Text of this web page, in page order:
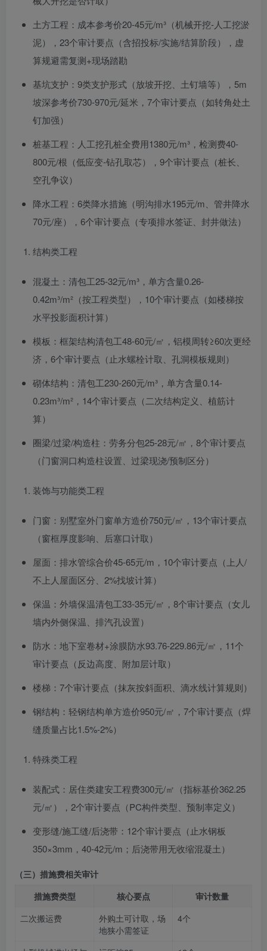
土方工程：成本参考价20-45元/m³（机械开挖-人工挖淤
泥），23个审计要点（含招投标/实施/结算阶段），虚
算规避需复测+现场踏勘
基坑支护：9类支护形式（放坡开挖、土钉墙等），5m
坡深参考价730-970元/延米，7个审计要点（如转角处土
钉加强）
桩基工程：人工挖孔桩全费用1380元/m³，检测费40-
800元/根（低应变-钻孔取芯），9个审计要点（桩长、
空孔争议）
降水工程：6类降水措施（明沟排水195元/m、管井降水
70元/座），6个审计要点（专项排水签证、封井做法）
结构类工程
混凝土：清包工25-32元/m³，单方含量0.26-
0.42m³/m²（按工程类型），10个审计要点（如楼梯按
水平投影面积计算）
模板：框架结构清包工48-60元/㎡，铝模周转≥60次更经
济，6个审计要点（止水螺栓计取、孔洞模板规则）
砌体结构：清包工230-260元/m³，单方含量0.14-
0.23m³/m²，14个审计要点（二次结构定义、植筋计
算）
圈梁/过梁/构造柱：劳务分包25-28元/㎡，8个审计要点
（门窗洞口构造柱设置、过梁现浇/预制区分）
装饰与功能类工程
门窗：别墅室外门窗单方造价750元/㎡，13个审计要点
（窗框厚度影响、后塞口计取）
屋面：排水管综合价45-65元/m，10个审计要点（上人/
不上人屋面区分、2%找坡计算）
保温：外墙保温清包工33-35元/㎡，8个审计要点（女儿
墙内外侧保温、排汽孔设置）
防水：地下室卷材+涂膜防水93.76-229.86元/㎡，11个
审计要点（反边高度、附加层计取）
楼梯：7个审计要点（抹灰按斜面积、滴水线计算规则）
钢结构：轻钢结构单方造价950元/㎡，7个审计要点（焊
缝质量占比1.5%-2%）
特殊类工程
装配式：居住类建安工程费300元/㎡（指标基价362.25
元/㎡），2个审计要点（PC构件类型、预制率定义）
变形缝/施工缝/后浇带：12个审计要点（止水钢板
350×3mm，40-42元/m；后浇带用无收缩混凝土）
（三）措施费相关审计
措施费类型
核心要点
审计数量
二次搬运费
外购土可计取，场
地狭小需签证
4个